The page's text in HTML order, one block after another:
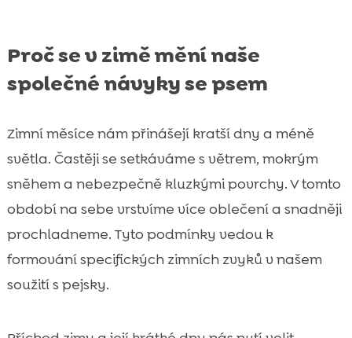
Proč se v zimě mění naše
společné návyky se psem
Zimní měsíce nám přinášejí kratší dny a méně
světla. Častěji se setkáváme s větrem, mokrým
sněhem a nebezpečně kluzkými povrchy. V tomto
období na sebe vrstvíme více oblečení a snadněji
prochladneme. Tyto podmínky vedou k
formování specifických zimních zvyků v našem
soužití s pejsky.